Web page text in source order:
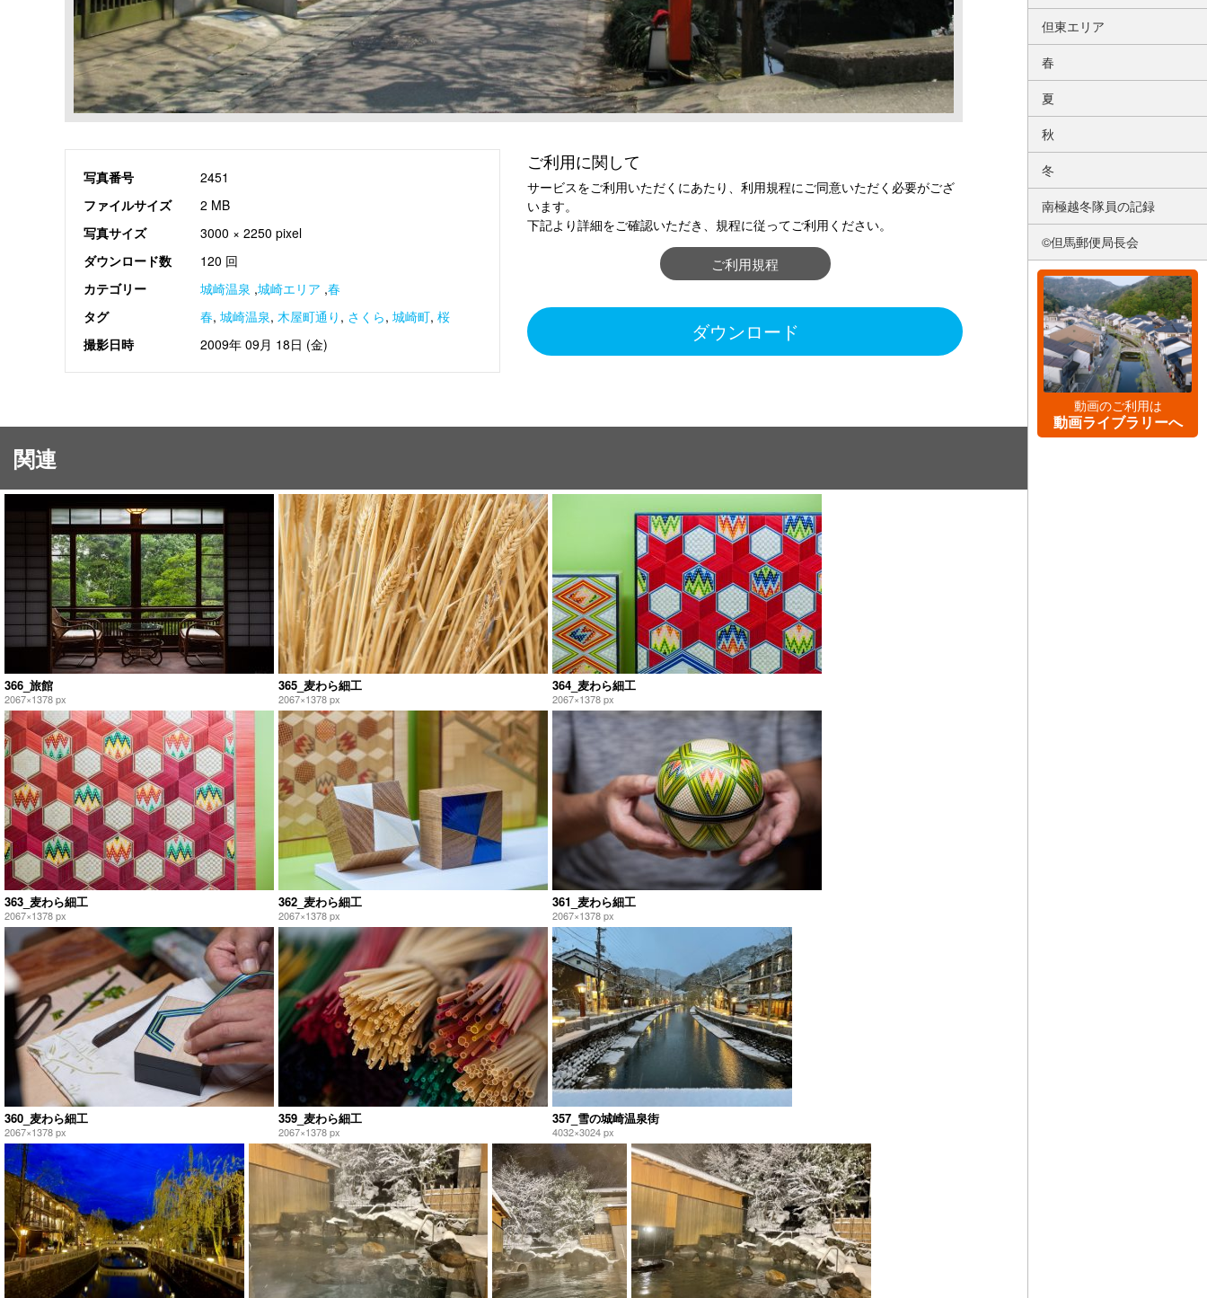
写真番号
2451
ファイルサイズ
2 MB
写真サイズ
3000 × 2250 pixel
ダウンロード数
120 回
カテゴリー
城崎温泉 ,城崎エリア ,春
タグ
春, 城崎温泉, 木屋町通り , さくら, 城崎町, 桜
撮影日時
2009年 09月 18日 (金)
ご利用に関して
サービスをご利用いただくにあたり、利用規程にご同意いただく必要がござ
います。
下記より詳細をご確認いただき、規程に従ってご利用ください。
ご利用規程
ダウンロード
関連
366_旅館
2067×1378 px
365_麦わら細工
2067×1378 px
364_麦わら細工
2067×1378 px
363_麦わら細工
2067×1378 px
362_麦わら細工
2067×1378 px
361_麦わら細工
2067×1378 px
360_麦わら細工
2067×1378 px
359_麦わら細工
2067×1378 px
357_雪の城崎温泉街
4032×3024 px
但東エリア
春
夏
秋
冬
南極越冬隊員の記録
©但馬郵便局長会
動画のご利用は
動画ライブラリーへ